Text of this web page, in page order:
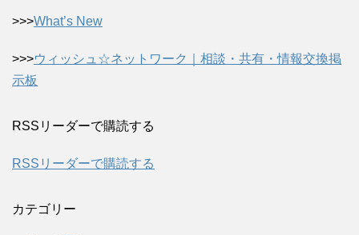
>>>What’s New
>>>ウィッシュ☆ネットワーク｜相談・共有・情報交換掲
示板
RSSリーダーで購読する
RSSリーダーで購読する
カテゴリー